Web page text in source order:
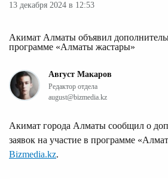
13 декабря 2024 в 12:53
Акимат Алматы объявил
программе «Алматы жастары»
Август Макаров
Редактор отдела
august@bizmedia.kz
Акимат города Алматы сообщил о
заявок на участие в программе
Bizmedia.kz.